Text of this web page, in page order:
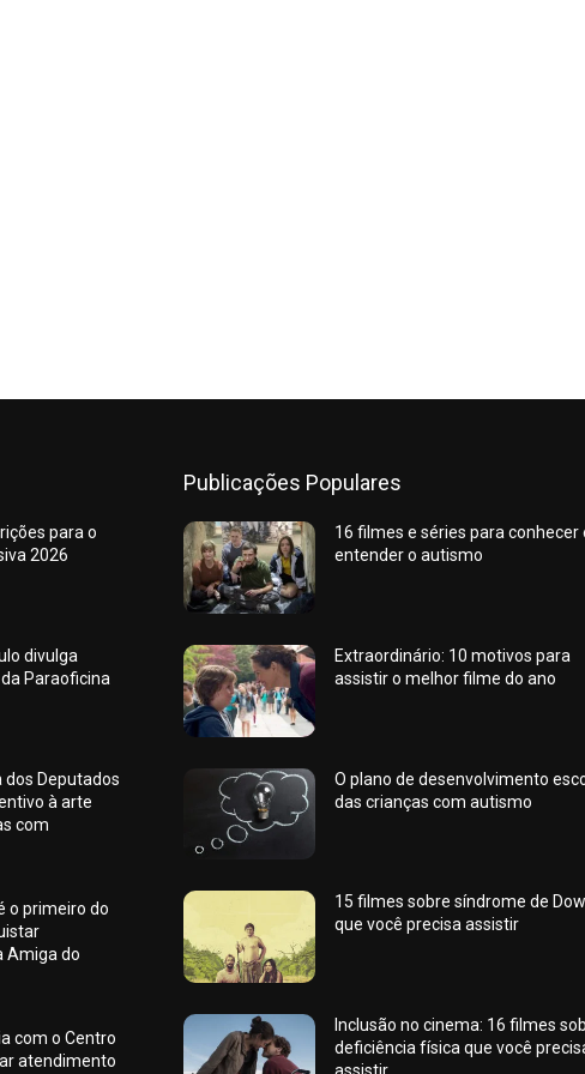
para o
2026
divulga
Paraoficina
dos Deputados
à arte
com
o primeiro do
Amiga do
com o Centro
atendimento
Publicações Populares
16 filmes e séries para conhecer
entender o autismo
Extraordinário: 10 motivos para
assistir o melhor filme do ano
O plano de desenvolvimento
das crianças com autismo
15 filmes sobre síndrome de
que você precisa assistir
Inclusão no cinema: 16 filmes
deficiência física que você